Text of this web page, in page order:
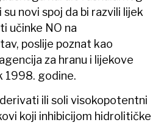
novi spoj da bi razvili lijek
učinke NO na
poslije poznat kao
za hranu i lijekove
1998. godine.
ili soli visokopotentni
koji inhibicijom hidrolitičke